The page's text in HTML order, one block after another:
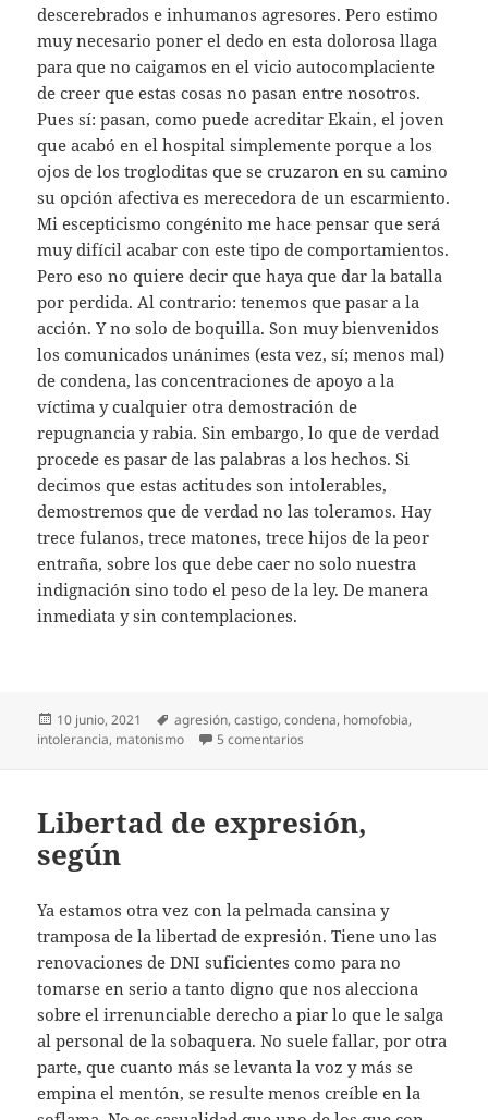
descerebrados e inhumanos agresores. Pero estimo
muy necesario poner el dedo en esta dolorosa llaga
para que no caigamos en el vicio autocomplaciente
de creer que estas cosas no pasan entre nosotros.
Pues sí: pasan, como puede acreditar Ekain, el joven
que acabó en el hospital simplemente porque a los
ojos de los trogloditas que se cruzaron en su camino
su opción afectiva es merecedora de un escarmiento.
Mi escepticismo congénito me hace pensar que será
muy difícil acabar con este tipo de comportamientos.
Pero eso no quiere decir que haya que dar la batalla
por perdida. Al contrario: tenemos que pasar a la
acción. Y no solo de boquilla. Son muy bienvenidos
los comunicados unánimes (esta vez, sí; menos mal)
de condena, las concentraciones de apoyo a la
víctima y cualquier otra demostración de
repugnancia y rabia. Sin embargo, lo que de verdad
procede es pasar de las palabras a los hechos. Si
decimos que estas actitudes son intolerables,
demostremos que de verdad no las toleramos. Hay
trece fulanos, trece matones, trece hijos de la peor
entraña, sobre los que debe caer no solo nuestra
indignación sino todo el peso de la ley. De manera
inmediata y sin contemplaciones.
Publicado
el
10 junio, 2021 Etiquetas
agresión,castigo,condena, homofobia,
intolerancia, matonismo 5 comentarios
Libertad de expresión,
según
Ya estamos otra vez con la pelmada cansina y
tramposa de la libertad de expresión. Tiene uno las
renovaciones de DNI suficientes como para no
tomarse en serio a tanto digno que nos alecciona
sobre el irrenunciable derecho a piar lo que le salga
al personal de la sobaquera. No suele fallar, por otra
parte, que cuanto más se levanta la voz y más se
empina el mentón, se resulte menos creíble en la